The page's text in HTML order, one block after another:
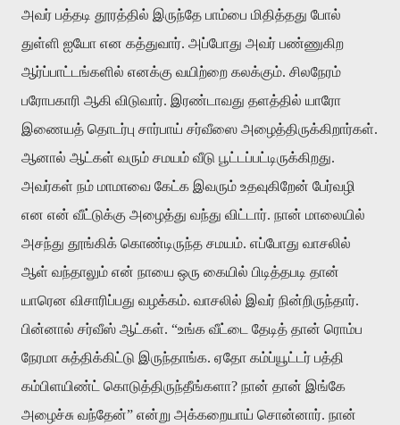
அவர் பத்தடி தூரத்தில் இருந்தே பாம்பை மிதித்தது போல்
துள்ளி ஐயோ என கத்துவார். அப்போது அவர் பண்ணுகிற
ஆர்ப்பாட்டங்களில் எனக்கு வயிற்றை கலக்கும். சிலநேரம்
பரோபகாரி ஆகி விடுவார். இரண்டாவது தளத்தில் யாரோ
இணையத் தொடர்பு சார்பாய் சர்வீஸை அழைத்திருக்கிறார்கள்.
ஆனால் ஆட்கள் வரும் சமயம் வீடு பூட்டப்பட்டிருக்கிறது.
அவர்கள் நம் மாமாவை கேட்க இவரும் உதவுகிறேன் பேர்வழி
என என் வீட்டுக்கு அழைத்து வந்து விட்டார். நான் மாலையில்
அசந்து தூங்கிக் கொண்டிருந்த சமயம். எப்போது வாசலில்
ஆள் வந்தாலும் என் நாயை ஒரு கையில் பிடித்தபடி தான்
யாரென விசாரிப்பது வழக்கம். வாசலில் இவர் நின்றிருந்தார்.
பின்னால் சர்வீஸ் ஆட்கள். “உங்க வீட்டை தேடித் தான் ரொம்ப
நேரமா சுத்திக்கிட்டு இருந்தாங்க. ஏதோ கம்ப்யூட்டர் பத்தி
கம்பிளயிண்ட் கொடுத்திருந்தீங்களா? நான் தான் இங்கே
அழைச்சு வந்தேன்” என்று அக்கறையாய் சொன்னார். நான்